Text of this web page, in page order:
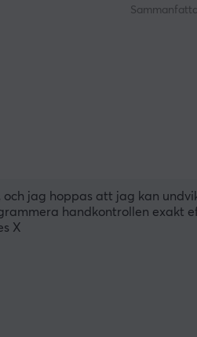
jag hoppas att jag kan
handkontrollen exakt
X